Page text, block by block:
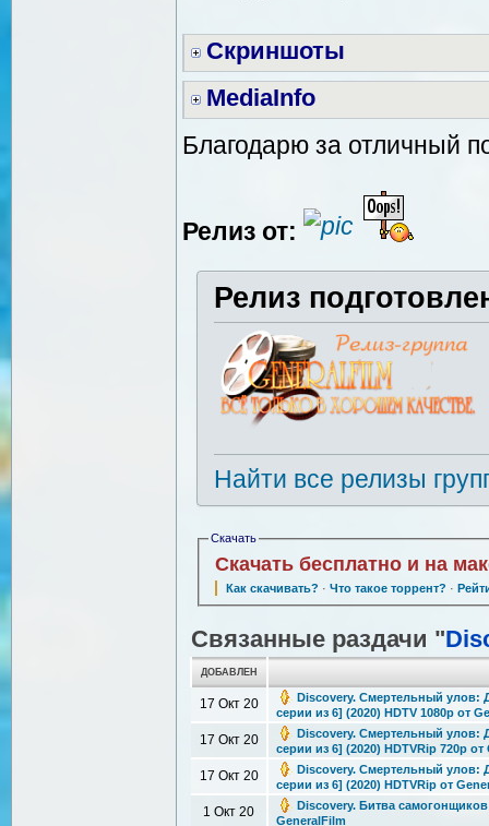
Скриншоты
MediaInfo
Благодарю за отличный
Релиз от:
Релиз
Найти все релизы
Скачать
Скачать бесплатно и на
Как скачивать? · Что такое торрент? ·
Связанные раздачи "
ДОБАВЛЕН
17 Окт 20
Discovery. Смертельный улов:
серии из 6] (2020) HDTV 1080p от
17 Окт 20
Discovery. Смертельный улов:
серии из 6] (2020) HDTVRip 720p
17 Окт 20
Discovery. Смертельный улов:
серии из 6] (2020) HDTVRip от
1 Окт 20
Discovery. Битва
GeneralFilm